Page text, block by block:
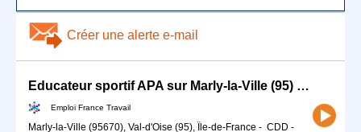
Créer une alerte e-mail
Educateur sportif APA sur Marly-la-Ville (95) (H/F)
Emploi France Travail
Marly-la-Ville (95670), Val-d'Oise (95), Île-de-France - CDD -